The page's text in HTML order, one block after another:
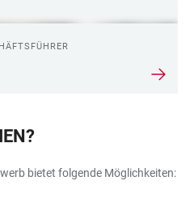
bietet folgende Möglichkeiten: